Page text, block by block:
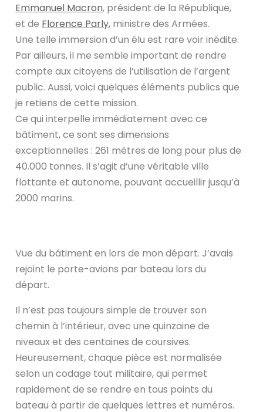
Emmanuel Macron, président de la République,
et de Florence Parly, ministre des Armées.
Une telle immersion d’un élu est rare voir inédite.
Par ailleurs, il me semble important de rendre
compte aux citoyens de l’utilisation de l’argent
public. Aussi, voici quelques éléments publics que
je retiens de cette mission.
Ce qui interpelle immédiatement avec ce
bâtiment, ce sont ses dimensions
exceptionnelles : 261 mètres de long pour plus de
40.000 tonnes. Il s’agit d’une véritable ville
flottante et autonome, pouvant accueillir jusqu’à
2000 marins.
Vue du bâtiment en lors de mon départ. J’avais
rejoint le porte-avions par bateau lors du
départ.
Il n’est pas toujours simple de trouver son
chemin à l’intérieur, avec une quinzaine de
niveaux et des centaines de coursives.
Heureusement, chaque pièce est normalisée
selon un codage tout militaire, qui permet
rapidement de se rendre en tous points du
bateau à partir de quelques lettres et numéros.